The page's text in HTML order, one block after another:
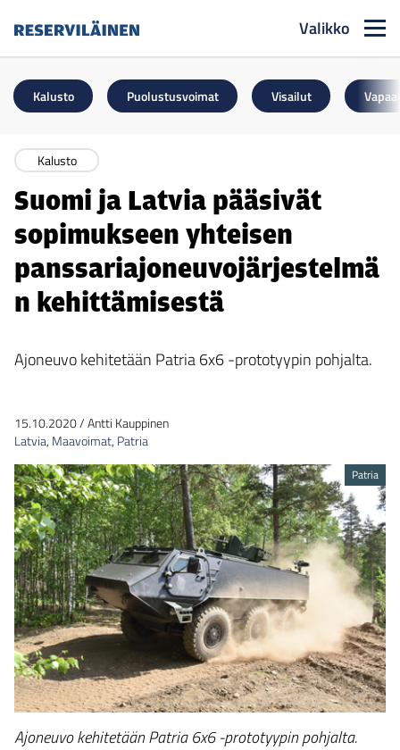
Valikko
Kalusto Puolustusvoimat Visailut
Kalusto
Suomi ja Latvia pääsivät
sopimukseen yhteisen
panssariajoneuvojärjestelmä
n kehittämisestä
Ajoneuvo kehitetään Patria 6x6 -prototyypin pohjalta.
15.10.2020/Antti Kauppinen
Latvia, Maavoimat, Patria
Patria
Ajoneuvo kehitetään Patria 6x6 -prototyypin pohjalta.